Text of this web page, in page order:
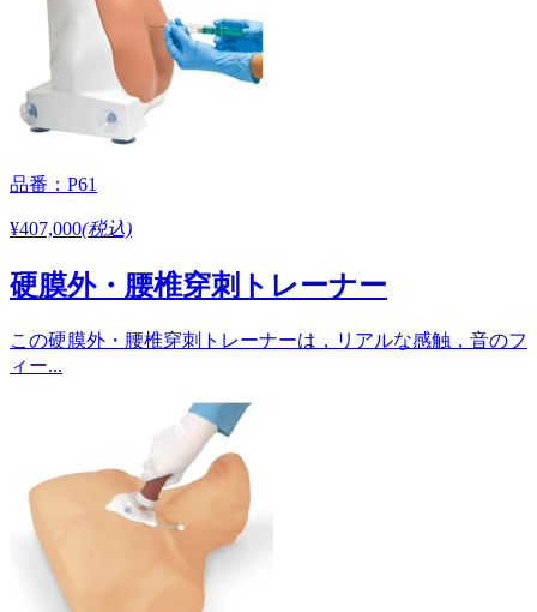
品番：P61
¥407,000(税込)
硬膜外・腰椎穿刺トレーナー
この硬膜外・腰椎穿刺トレーナーは，リアルな感触，音のフ
ィー...